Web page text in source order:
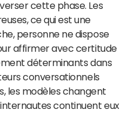
cette phase. Les
ce qui est une
personne ne dispose
affirmer avec certitude
déterminants dans
conversationnels
les modèles changent
continuent eux